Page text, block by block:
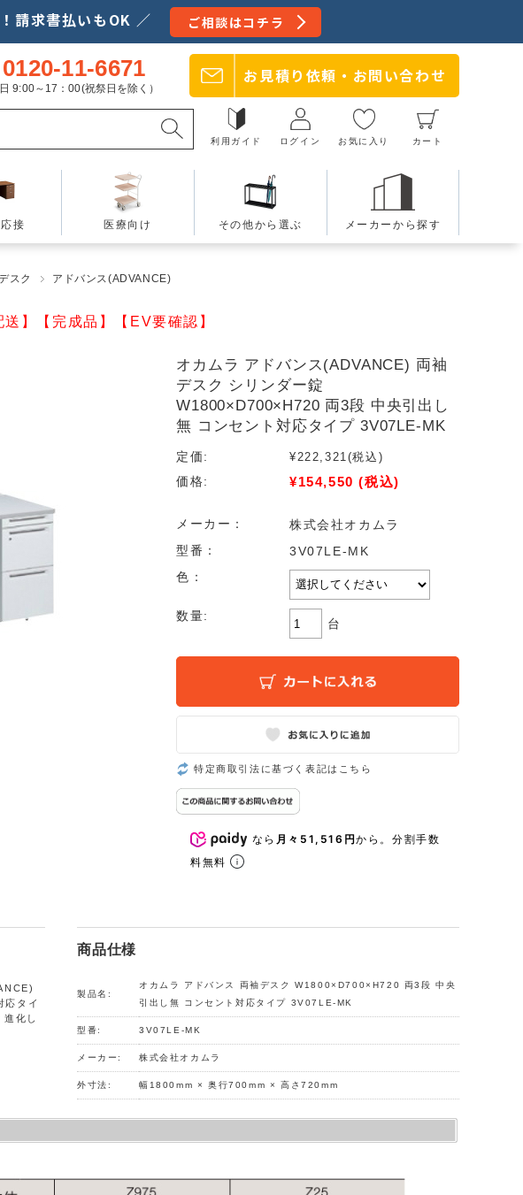
請求書払いもOK ／ ご相談はコチラ
0120-11-6671
9:00～17：00(祝祭日を除く）
お見積り依頼・ お問い合わせ
利用ガイド ログイン お気に入り カート
接 医療向け その他から選ぶ メーカーから探す
スク アドバンス(ADVANCE)
】【完成品】【EV要確認】
オカムラ アドバンス(ADVANCE) 両袖
デスク シリンダー錠
W1800×D700×H720 両3段 中央引出し
無 コンセント対応タイプ 3V07LE-MK
定価: ¥222,321(税込)
価格:
¥154,550 (税込)
メーカー：
株式会社オカムラ
型番：
3V07LE-MK
色：
数量:
台
特定商取引法に基づく表記はこちら
なら 月々51,516円から。分割手数
料無料
応タイ
化し
商品仕様
製品名:
オカムラ アドバンス 両袖デスク W1800×D700×H720 両3段 中央
引出し無 コンセント対応タイプ 3V07LE-MK
型番: 3V07LE-MK
メーカー: 株式会社オカムラ
外寸法: 幅1800mm × 奥行700mm × 高さ720mm